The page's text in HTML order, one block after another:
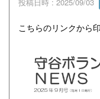
こちらのリンクから